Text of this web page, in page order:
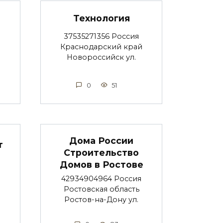
Технология
37535271356 Россия
Краснодарский край
Новороссийск ул.
0 51
Дома России
Строительство
Домов в Ростове
42934904964 Россия
Ростовская область
Ростов-на-Дону ул.